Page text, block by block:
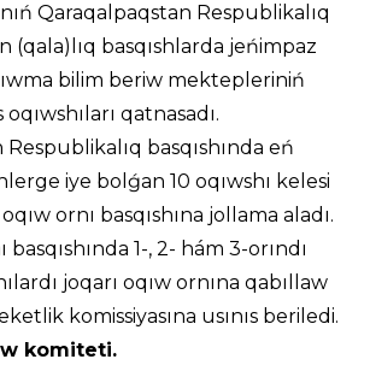
Qaraqalpaqstan Respublikalıq
(qala)lıq basqıshlarda jeńimpaz
bilim beriw mektepleriniń
qatnasadı.
basqıshında eń
iye bolǵan 10 oqıwshı kelesi
ornı basqıshına jollama aladı.
basqıshında 1-, 2- hám 3-orındı
joqarı oqıw ornına qabıllaw
komissiyasına usınıs beriledi.
komiteti.